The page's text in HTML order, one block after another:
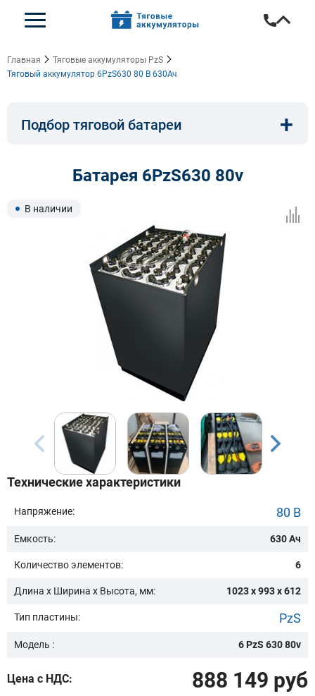
Главная
Тяговые аккумуляторы PzS
Тяговый аккумулятор 6PzS630 80 В 630Ач
Подбор тяговой батареи
Тип:
Высота, мм:
Модель:
Сначала выберите бренд
Очистить подбор
+
Батарея 6PzS630 80v
В наличии
Технические характеристики
Напряжение: 80 В
Емкость: 630 Ач
Количество элементов: 6
Длина х Ширина х Высота, мм: 1023 x 993 x 612
Тип пластины: PzS
Модель : 6 PzS 630 80v
Цена с НДС: 888 149 руб